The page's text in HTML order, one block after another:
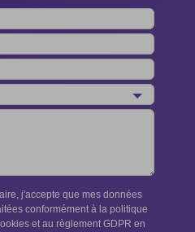
j'accepte que mes données
conformément à la politique
et au règlement GDPR en